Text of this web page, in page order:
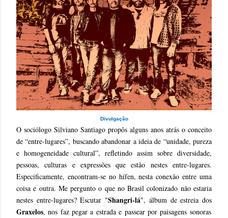
Divulgação
O sociólogo Silviano Santiago propôs alguns anos atrás o conceito
de “entre-lugares”, buscando abandonar a ideia de “unidade, pureza
e homogeneidade cultural”, refletindo assim sobre diversidade,
pessoas, culturas e expressões que estão nestes entre-lugares.
Especificamente, encontram-se no hífen, nesta conexão entre uma
coisa e outra. Me pergunto o que no Brasil colonizado não estaria
nestes entre-lugares? Escutar "Shangri-lá", álbum de estreia dos
Graxelos, nos faz pegar a estrada e passear por paisagens sonoras